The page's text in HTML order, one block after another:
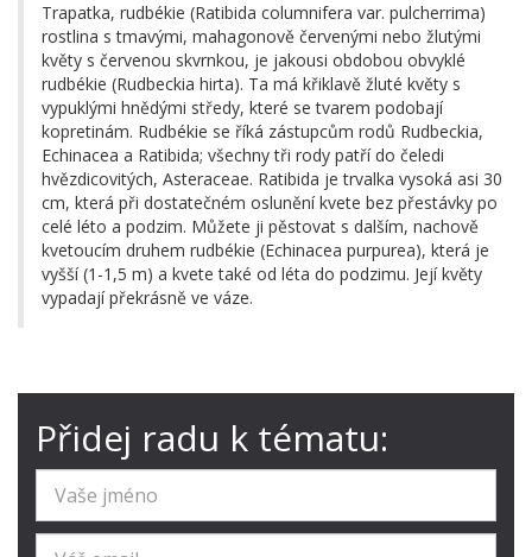
Trapatka, rudbékie (Ratibida columnifera var. pulcherrima)
rostlina s tmavými, mahagonově červenými nebo žlutými
květy s červenou skvrnkou, je jakousi obdobou obvyklé
rudbékie (Rudbeckia hirta). Ta má křiklavě žluté květy s
vypuklými hnědými středy, které se tvarem podobají
kopretinám. Rudbékie se říká zástupcům rodů Rudbeckia,
Echinacea a Ratibida; všechny tři rody patří do čeledi
hvězdicovitých, Asteraceae. Ratibida je trvalka vysoká asi 30
cm, která při dostatečném oslunění kvete bez přestávky po
celé léto a podzim. Můžete ji pěstovat s dalším, nachově
kvetoucím druhem rudbékie (Echinacea purpurea), která je
vyšší (1-1,5 m) a kvete také od léta do podzimu. Její květy
vypadají překrásně ve váze.
Přidej radu k tématu: